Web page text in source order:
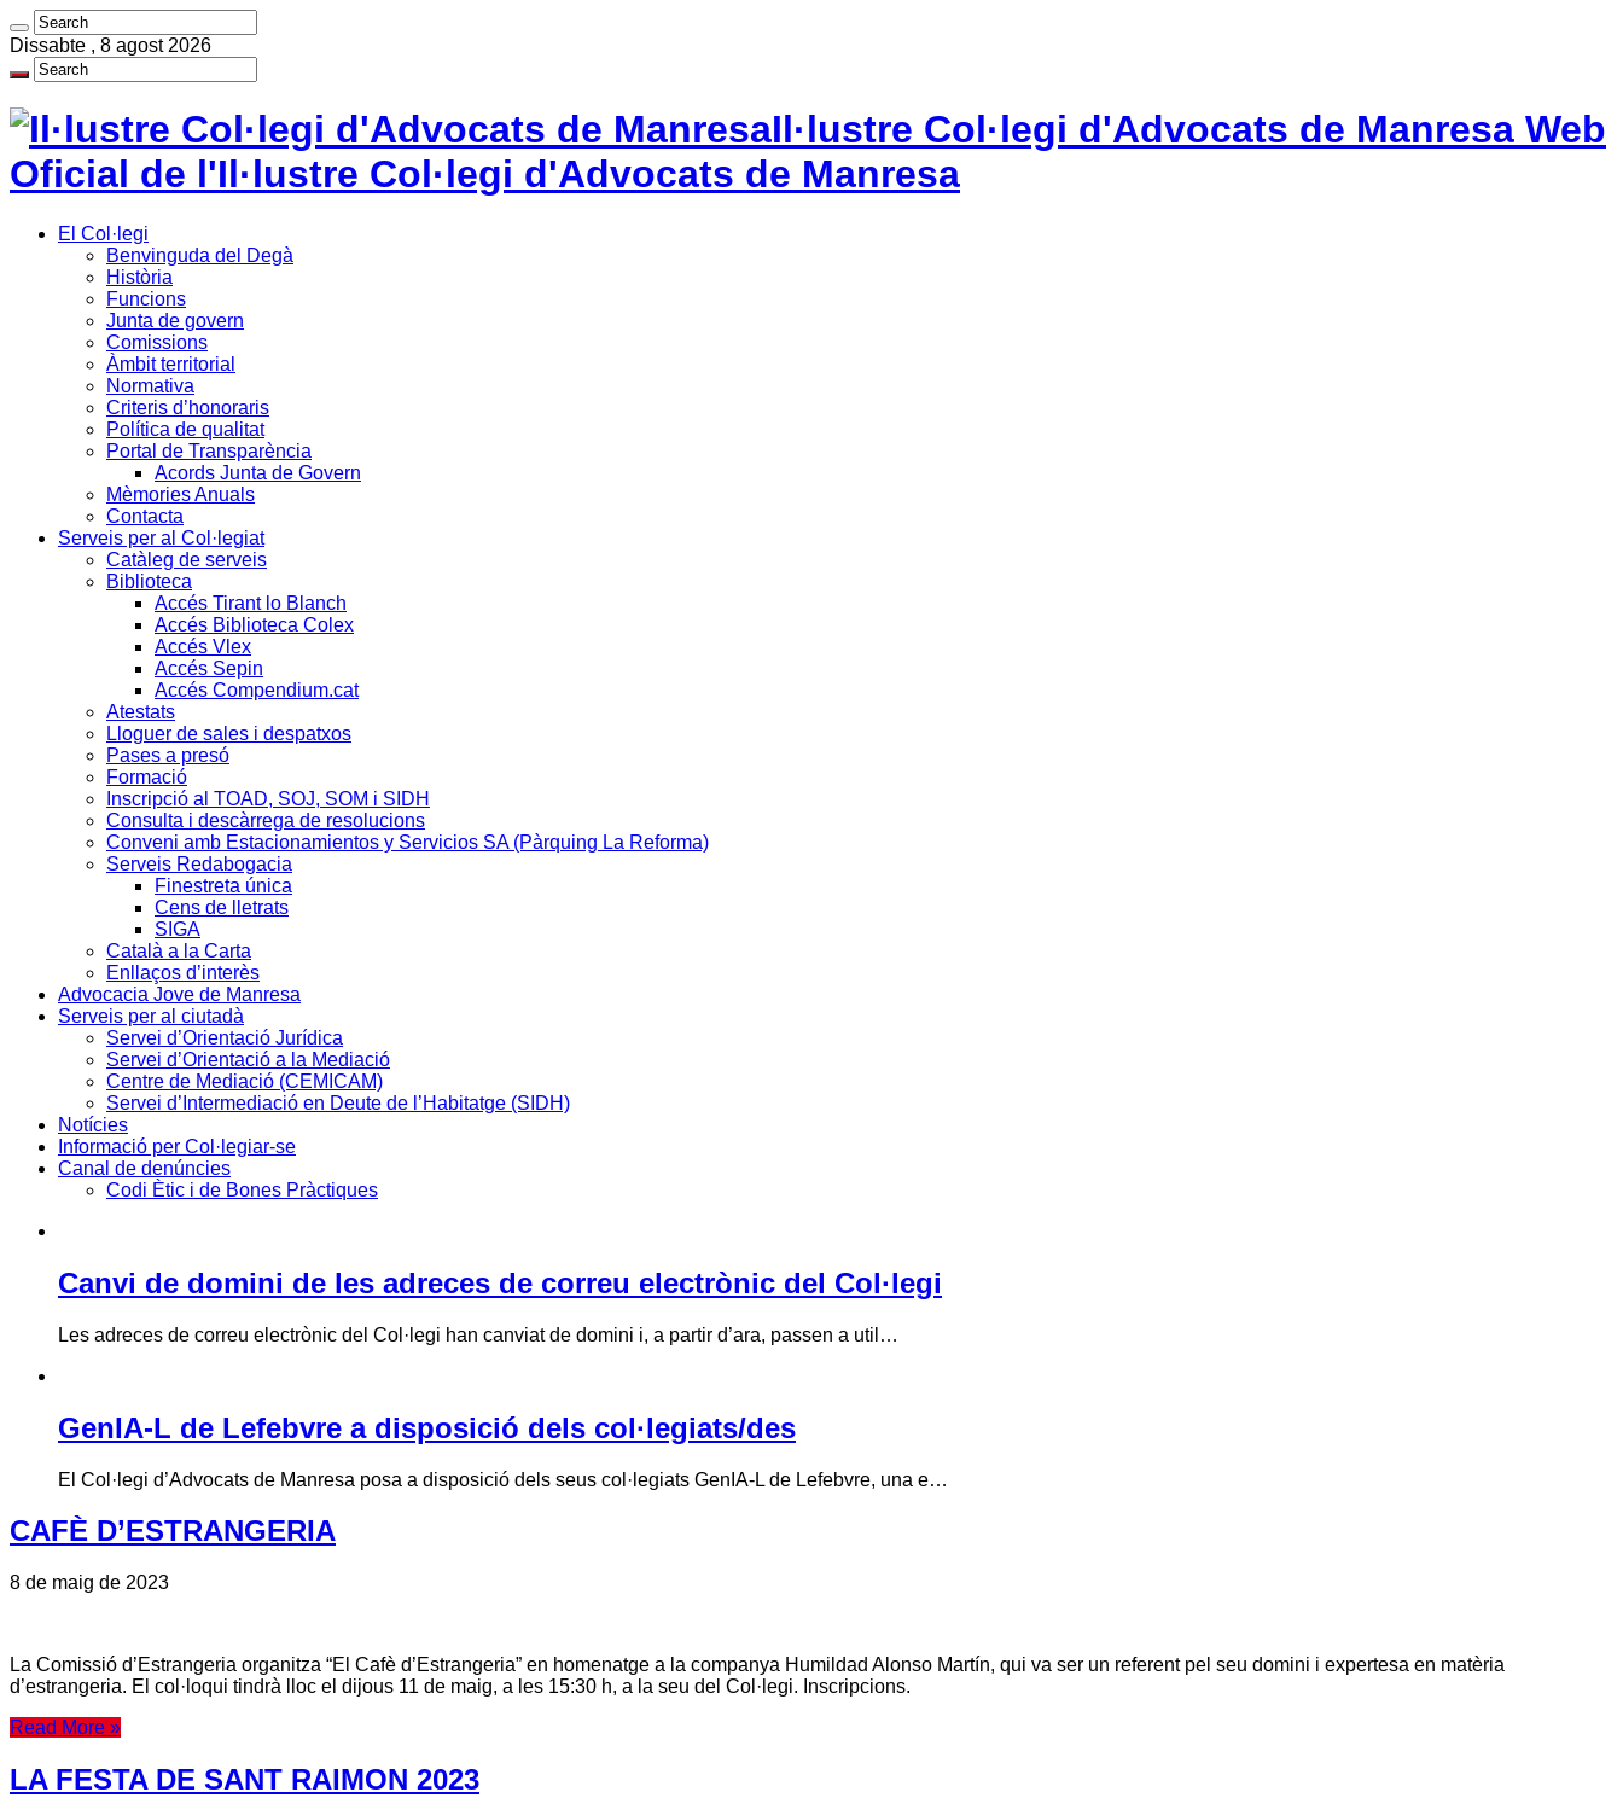
Dissabte , 8 agost 2026
Il·lustre Col·legi d'Advocats de Manresa Web
Oficial de l'Il·lustre Col·legi d'Advocats de Manresa
El Col·legi
Benvinguda del Degà
Història
Funcions
Junta de govern
Comissions
Àmbit territorial
Normativa
Criteris d’honoraris
Política de qualitat
Portal de Transparència
Acords Junta de Govern
Mèmories Anuals
Contacta
Serveis per al Col·legiat
Catàleg de serveis
Biblioteca
Accés Tirant lo Blanch
Accés Biblioteca Colex
Accés Vlex
Accés Sepin
Accés Compendium.cat
Atestats
Lloguer de sales i despatxos
Pases a presó
Formació
Inscripció al TOAD, SOJ, SOM i SIDH
Consulta i descàrrega de resolucions
Conveni amb Estacionamientos y Servicios SA (Pàrquing La Reforma)
Serveis Redabogacia
Finestreta única
Cens de lletrats
SIGA
Català a la Carta
Enllaços d’interès
Advocacia Jove de Manresa
Serveis per al ciutadà
Servei d’Orientació Jurídica
Servei d’Orientació a la Mediació
Centre de Mediació (CEMICAM)
Servei d’Intermediació en Deute de l’Habitatge (SIDH)
Notícies
Informació per Col·legiar-se
Canal de denúncies
Codi Ètic i de Bones Pràctiques
Canvi de domini de les adreces de correu electrònic del Col·legi
Les adreces de correu electrònic del Col·legi han canviat de domini i, a partir d’ara, passen a util…
GenIA-L de Lefebvre a disposició dels col·legiats/des
El Col·legi d’Advocats de Manresa posa a disposició dels seus col·legiats GenIA-L de Lefebvre, una e…
CAFÈ D’ESTRANGERIA
8 de maig de 2023
La Comissió d’Estrangeria organitza “El Cafè d’Estrangeria” en homenatge a la companya Humildad Alonso Martín, qui va ser un referent pel seu domini i expertesa en matèria
d’estrangeria. El col·loqui tindrà lloc el dijous 11 de maig, a les 15:30 h, a la seu del Col·legi. Inscripcions.
Read More »
LA FESTA DE SANT RAIMON 2023